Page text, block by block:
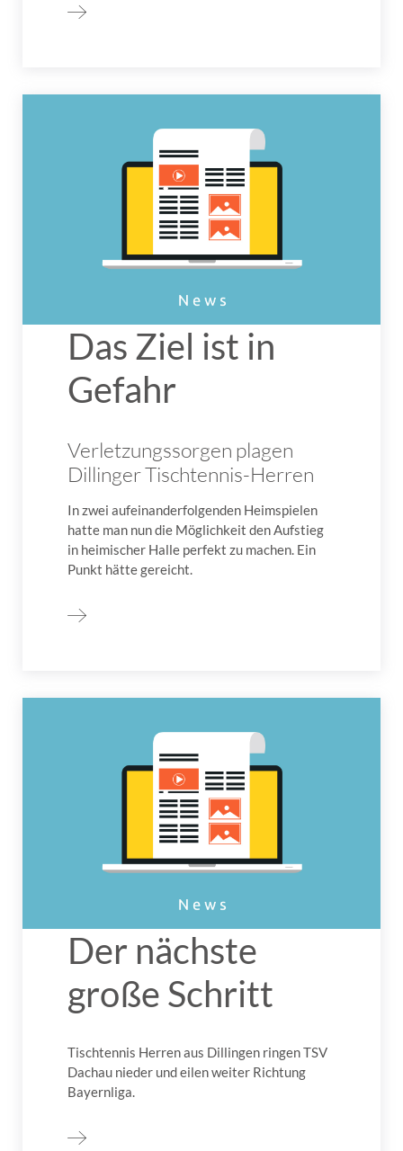
Das Ziel ist in
Gefahr
Verletzungssorgen plagen
Dillinger Tischtennis-Herren
In zwei aufeinanderfolgenden Heimspielen
hatte man nun die Möglichkeit den Aufstieg
in heimischer Halle perfekt zu machen. Ein
Punkt hätte gereicht.
Der nächste
große Schritt
Tischtennis Herren aus Dillingen ringen TSV
Dachau nieder und eilen weiter Richtung
Bayernliga.